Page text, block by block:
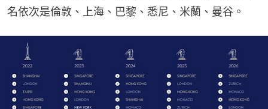
名依次是倫敦、上海、巴黎、悉尼、米蘭、曼谷。